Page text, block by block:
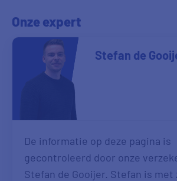
Mvr. W uit Maastricht
Dhr. H uit Groningen
Dhr. F uit Ouderkerk Aan De
Dhr. A uit Leidschendam
Dhr. F uit Krimpen Aan Den Ijssel
Mvr. J uit Burgum
Onze expert
Stefan de
De informatie op deze pagina is
gecontroleerd door onze
Stefan de Gooijer. Stefan is